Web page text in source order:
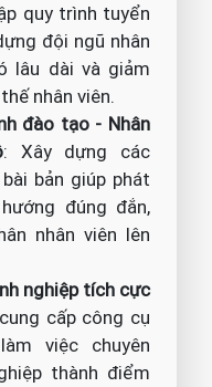
quy trình tuyển
đội ngũ nhân
lâu dài và giảm
nhân viên.
đào tạo - Nhân
: Xây dựng các
bản giúp phát
đúng đắn,
nhân viên lên
nghiệp tích cực
cấp công cụ
việc chuyên
thành điểm